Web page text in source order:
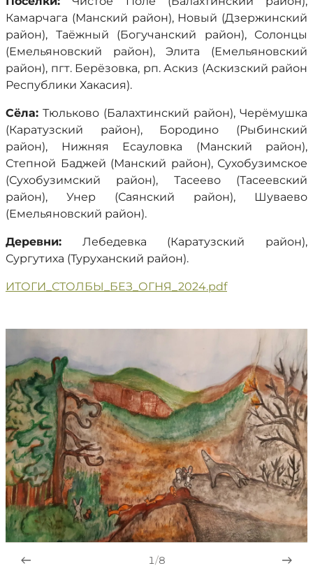
Камарчага (Манский район), Новый (Дзержинский
район), Таёжный (Богучанский район), Солонцы
(Емельяновский район), Элита (Емельяновский
район), пгт. Берёзовка, рп. Аскиз (Аскизский район
Республики Хакасия).
Сёла: Тюльково (Балахтинский район), Черёмушка
(Каратузский район), Бородино (Рыбинский
район), Нижняя Есауловка (Манский район),
Степной Баджей (Манский район), Сухобузимское
(Сухобузимский район), Тасеево (Тасеевский
район), Унер (Саянский район), Шуваево
(Емельяновский район).
Деревни: Лебедевка (Каратузский район),
Сургутиха (Туруханский район).
ИТОГИ_СТОЛБЫ_БЕЗ_ОГНЯ_2024.pdf
1/8